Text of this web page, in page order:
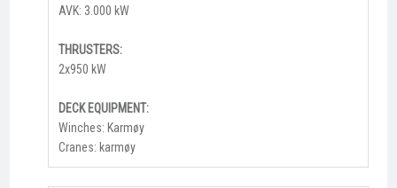
AVK: 3.000 kW
THRUSTERS:
2x950 kW
DECK EQUIPMENT:
Winches: Karmøy
Cranes: karmøy